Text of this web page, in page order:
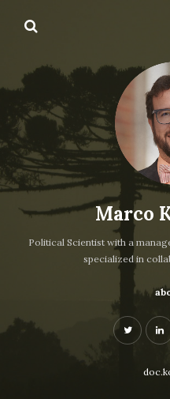
Marco
Political Scientist with a
specialized in